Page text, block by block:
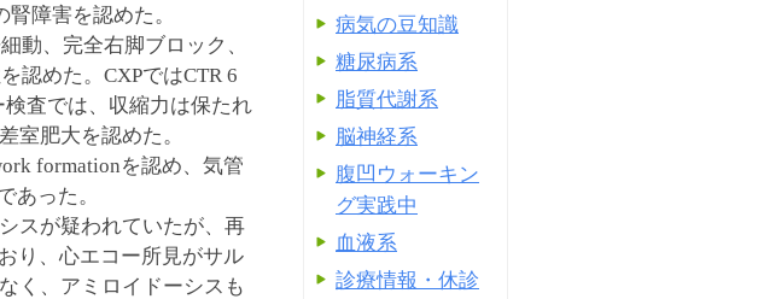
障害を認めた。
動、完全右脚ブロック、
認めた。CXPではCTR 6
査では、収縮力は保たれ
室肥大を認めた。
formationを認め、気管
あった。
スが疑われていたが、再
り、心エコー所見がサル
く、アミロイドーシスも
病気の豆知識
糖尿病系
脂質代謝系
脳神経系
腹凹ウォーキン
グ実践中
血液系
診療情報・休診